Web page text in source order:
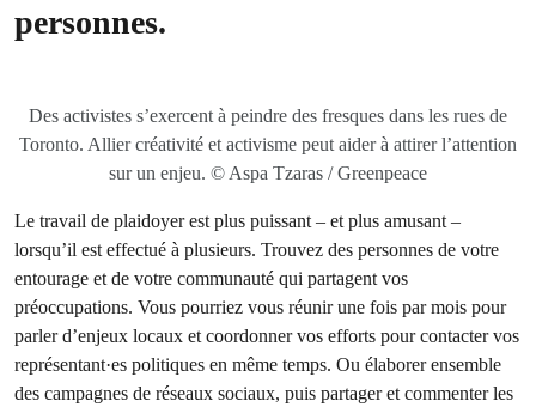
personnes.
Des activistes s’exercent à peindre des fresques dans les rues de
Toronto. Allier créativité et activisme peut aider à attirer l’attention
sur un enjeu. © Aspa Tzaras / Greenpeace
Le travail de plaidoyer est plus puissant – et plus amusant –
lorsqu’il est effectué à plusieurs. Trouvez des personnes de votre
entourage et de votre communauté qui partagent vos
préoccupations. Vous pourriez vous réunir une fois par mois pour
parler d’enjeux locaux et coordonner vos efforts pour contacter vos
représentant·es politiques en même temps. Ou élaborer ensemble
des campagnes de réseaux sociaux, puis partager et commenter les